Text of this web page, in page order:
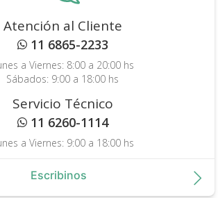
Atención al Cliente
11 6865-2233
a Viernes: 8:00 a 20:00 hs
Sábados: 9:00 a 18:00 hs
Servicio Técnico
11 6260-1114
a Viernes: 9:00 a 18:00 hs
Escribinos